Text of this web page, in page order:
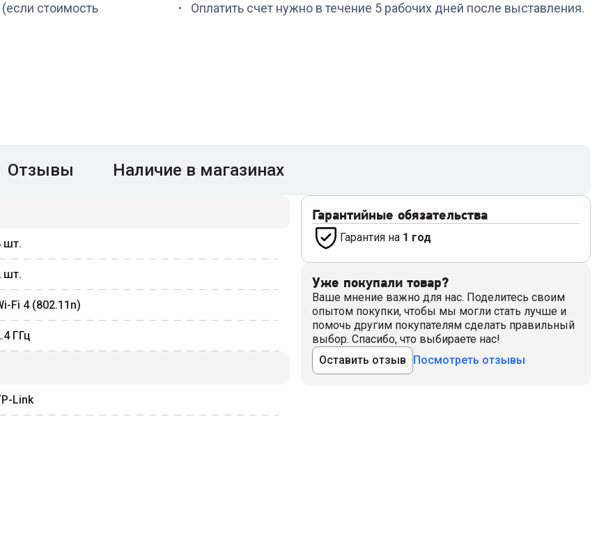
стоимость
Оплатить счет нужно в течение 5 рабочих дней после выставления.
Отзывы Наличие в магазинах
шт.
шт.
Fi 4 (802.11n)
ГГц
Link
Гарантийные обязательства
Гарантия на 1 год
Уже покупали товар?
Ваше мнение важно для нас. Поделитесь своим
опытом покупки, чтобы мы могли стать лучше и
помочь другим покупателям сделать правильный
выбор. Спасибо, что выбираете нас!
Оставить отзыв
Посмотреть отзывы